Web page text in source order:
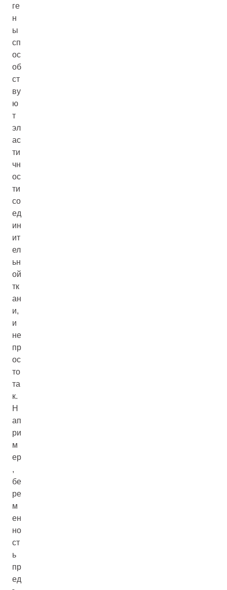
ге
н
ы
сп
ос
об
ст
ву
ю
т
эл
ас
ти
чн
ос
ти
со
ед
ин
ит
ел
ьн
ой
тк
ан
и,
и
не
пр
ос
то
та
к.
Н
ап
ри
м
ер
,
бе
ре
м
ен
но
ст
ь
пр
ед